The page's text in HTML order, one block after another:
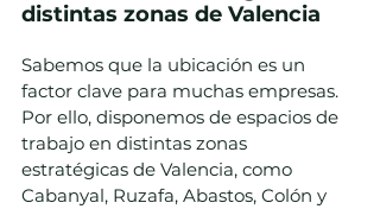
distintas zonas de Valencia
Sabemos que la ubicación es un
factor clave para muchas empresas.
Por ello, disponemos de espacios de
trabajo en distintas zonas
estratégicas de Valencia, como
Cabanyal, Ruzafa, Abastos, Colón y